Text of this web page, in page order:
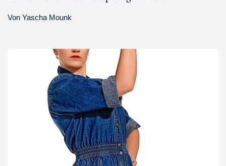
Von Yascha Mounk